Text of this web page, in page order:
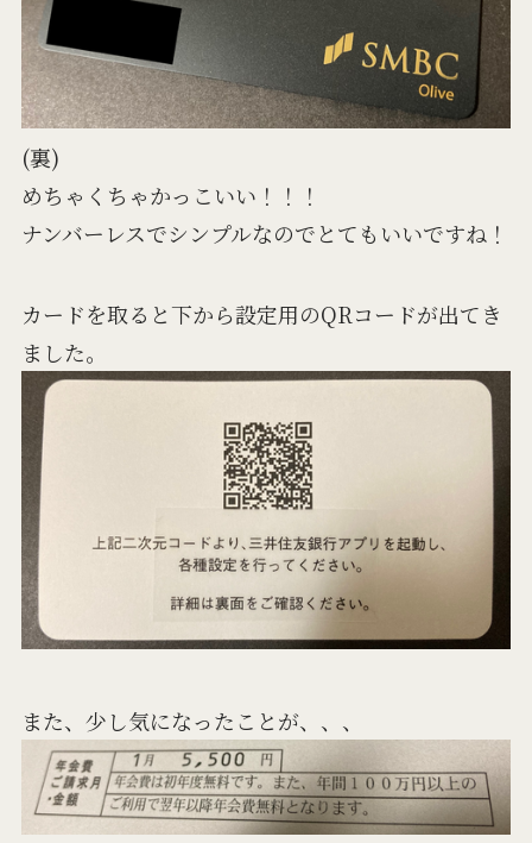
(裏)
めちゃくちゃかっこいい！！！
ナンバーレスでシンプルなのでとてもいいですね！
カードを取ると下から設定用のQRコードが出てき
ました。
また、少し気になったことが、、、